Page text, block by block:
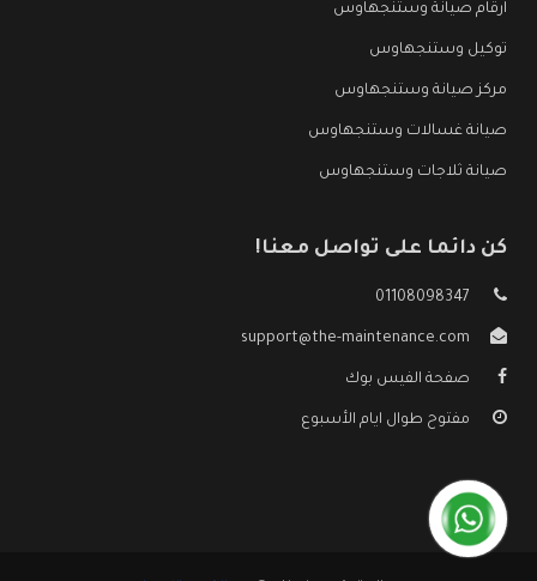
ارقام صيانة وستنجهاوس
توكيل وستنجهاوس
مركز صيانة وستنجهاوس
صيانة غسالات وستنجهاوس
صيانة ثلاجات وستنجهاوس
كن دائما على تواصل معنا!
01108098347
support@the-maintenance.com
صفحة الفيس بوك
مفتوح طوال ايام الأسبوع